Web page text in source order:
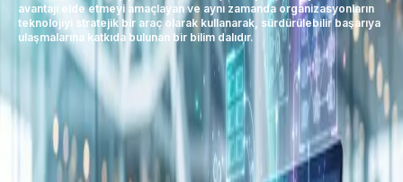
avantajı elde etmeyi amaçlayan ve aynı zamanda organizasyonların
teknolojiyi stratejik bir araç olarak kullanarak, sürdürülebilir başarıya
ulaşmalarına katkıda bulunan bir bilim dalıdır.